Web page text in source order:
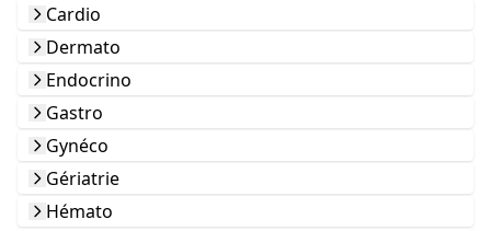
Cardio
Dermato
Endocrino
Gastro
Gynéco
Gériatrie
Hémato